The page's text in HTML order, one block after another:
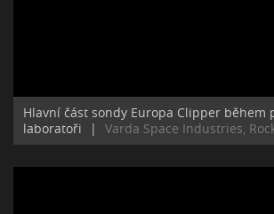
Hlavní část sondy Europa Clipper během
laboratoři
| Varda Space Industries,